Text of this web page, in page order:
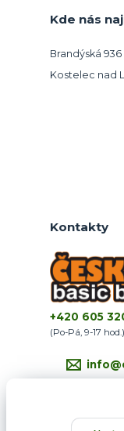
Kde nás
Brandýská 936
Kostelec nad
Kontakty
+420 605
(Po-Pá, 9-17 hod.)